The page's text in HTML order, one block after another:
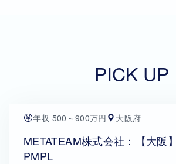
PICK UP
年収 500～900万円 大阪府
METATEAM株式会社：【大阪
PMPL